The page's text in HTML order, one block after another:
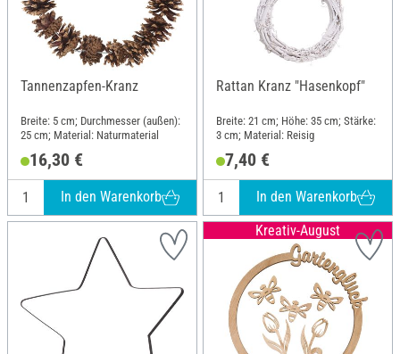
Tannenzapfen-Kranz
Breite: 5 cm; Durchmesser (außen):
25 cm; Material: Naturmaterial
16,30 €
In den Warenkorb
Rattan Kranz "Hasenkopf"
Breite: 21 cm; Höhe: 35 cm; Stärke:
3 cm; Material: Reisig
7,40 €
In den Warenkorb
Kreativ-August